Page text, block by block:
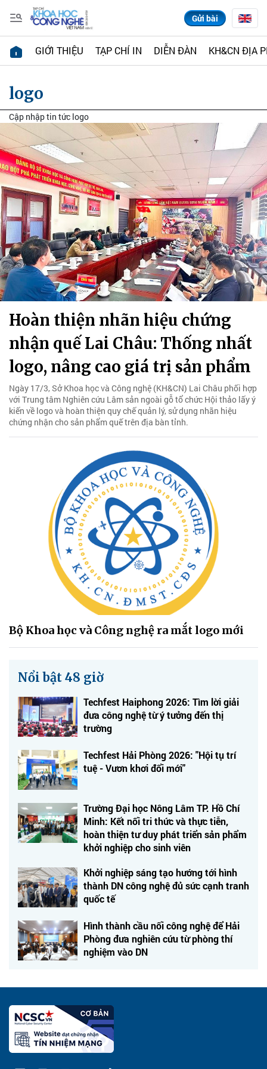
Gửi bài
GIỚI THIỆU TẠP CHÍ IN DIỄN ĐÀN KH&CN ĐỊA
logo
Cập nhập tin tức logo
Hoàn thiện nhãn hiệu chứng
nhận quế Lai Châu: Thống nhất
logo, nâng cao giá trị sản phẩm
Ngày 17/3, Sở Khoa học và Công nghệ (KH&CN) Lai Châu phối hợp
với Trung tâm Nghiên cứu Lâm sản ngoài gỗ tổ chức Hội thảo lấy ý
kiến về logo và hoàn thiện quy chế quản lý, sử dụng nhãn hiệu
chứng nhận cho sản phẩm quế trên địa bàn tỉnh.
Bộ Khoa học và Công nghệ ra mắt logo mới
Nổi bật 48 giờ
Techfest Haiphong 2026: Tìm lời giải
đưa công nghệ từ ý tưởng đến thị
trường
Techfest Hải Phòng 2026: "Hội tụ trí
tuệ - Vươn khơi đổi mới"
Trường Đại học Nông Lâm TP. Hồ Chí
Minh: Kết nối tri thức và thực tiễn,
hoàn thiện tư duy phát triển sản phẩm
khởi nghiệp cho sinh viên
Khởi nghiệp sáng tạo hướng tới hình
thành DN công nghệ đủ sức cạnh tranh
quốc tế
Hình thành cầu nối công nghệ để Hải
Phòng đưa nghiên cứu từ phòng thí
nghiệm vào DN